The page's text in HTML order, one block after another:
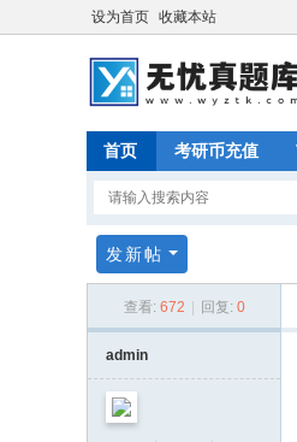
设为首页 收藏本站
首页 考研币充值
发新帖
查看: 672 回复: 0
admin